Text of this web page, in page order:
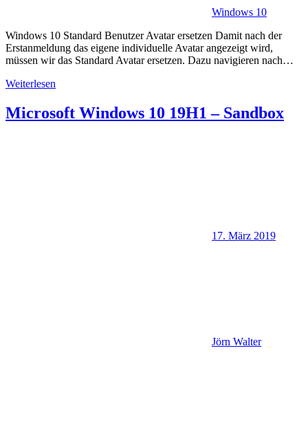
Windows 10
Windows 10 Standard Benutzer Avatar ersetzen Damit nach der
Erstanmeldung das eigene individuelle Avatar angezeigt wird,
müssen wir das Standard Avatar ersetzen. Dazu navigieren nach…
Weiterlesen
Microsoft Windows 10 19H1 – Sandbox
17. März 2019
Jörn Walter